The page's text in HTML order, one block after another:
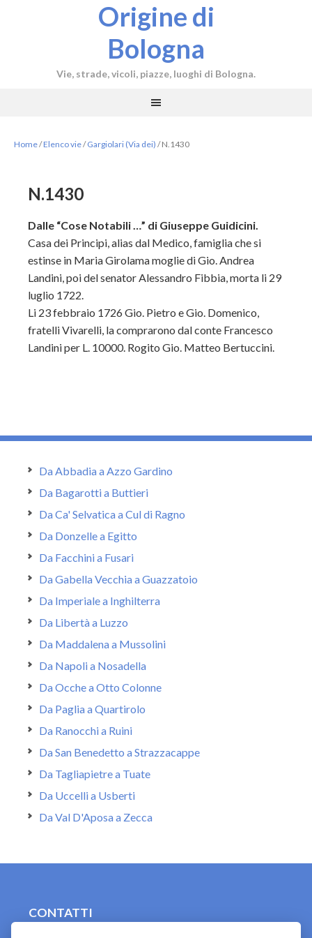
Origine di
Bologna
Vie, strade, vicoli, piazze, luoghi di Bologna.
Home/Elenco vie/ Gargiolari (Via dei) /N.1430
N.1430
Dalle “Cose Notabili …” di Giuseppe Guidicini.
Casa dei Principi, alias dal Medico, famiglia che si
estinse in Maria Girolama moglie di Gio. Andrea
Landini, poi del senator Alessandro Fibbia, morta li 29
luglio 1722.
Li 23 febbraio 1726 Gio. Pietro e Gio. Domenico,
fratelli Vivarelli, la comprarono dal conte Francesco
Landini per L. 10000. Rogito Gio. Matteo Bertuccini.
Da Abbadia a Azzo Gardino
Da Bagarotti a Buttieri
Da Ca' Selvatica a Cul di Ragno
Da Donzelle a Egitto
Da Facchini a Fusari
Da Gabella Vecchia a Guazzatoio
Da Imperiale a Inghilterra
Da Libertà a Luzzo
Da Maddalena a Mussolini
Da Napoli a Nosadella
Da Ocche a Otto Colonne
Da Paglia a Quartirolo
Da Ranocchi a Ruini
Da San Benedetto a Strazzacappe
Da Tagliapietre a Tuate
Da Uccelli a Usberti
Da Val D'Aposa a Zecca
CONTATTI